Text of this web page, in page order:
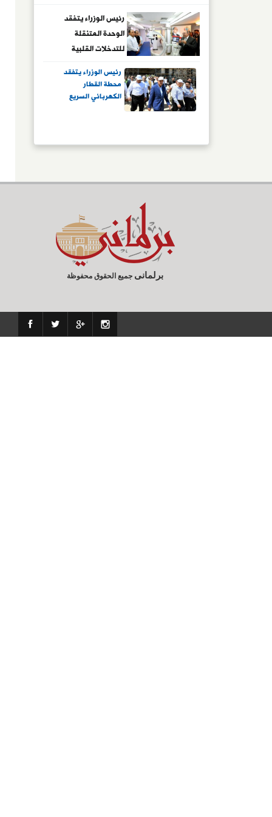
رئيس الوزراء يتفقد
الوحدة المتنقلة
للتدخلات القلبية
السكتات الدماغية
بمستشفى رأس الحكمة
رئيس الوزراء يتفقد
محطة القطار
الكهربائي السريع
برلمانى